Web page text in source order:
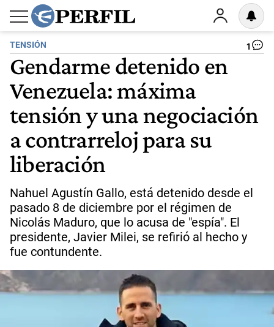
TENSIÓN 1
Gendarme detenido en
Venezuela: máxima
tensión y una negociación
a contrarreloj para su
liberación
Nahuel Agustín Gallo, está detenido desde el
pasado 8 de diciembre por el régimen de
Nicolás Maduro, que lo acusa de "espía". El
presidente, Javier Milei, se refirió al hecho y
fue contundente.